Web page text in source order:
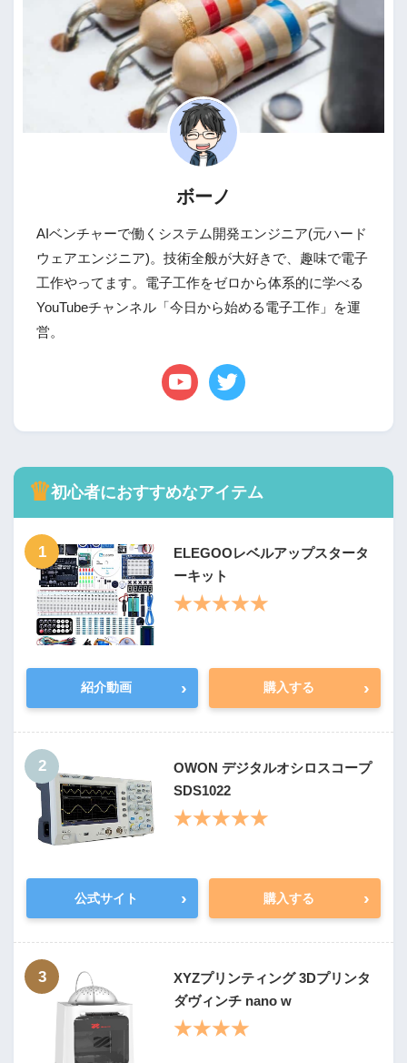
ボーノ
AIベンチャーで働くシステム開発エンジニア(元ハード
ウェアエンジニア)。技術全般が大好きで、趣味で電子
工作やってます。電子工作をゼロから体系的に学べる
YouTubeチャンネル「今日から始める電子工作」を運
営。
♛初心者におすすめなアイテム
1
ELEGOOレベルアップスタータ
ーキット
★★★★★
紹介動画 › 購入する ›
2
OWON デジタルオシロスコープ
SDS1022
★★★★★
公式サイト › 購入する ›
3
XYZプリンティング 3Dプリンタ
ダヴィンチ nano w
★★★★